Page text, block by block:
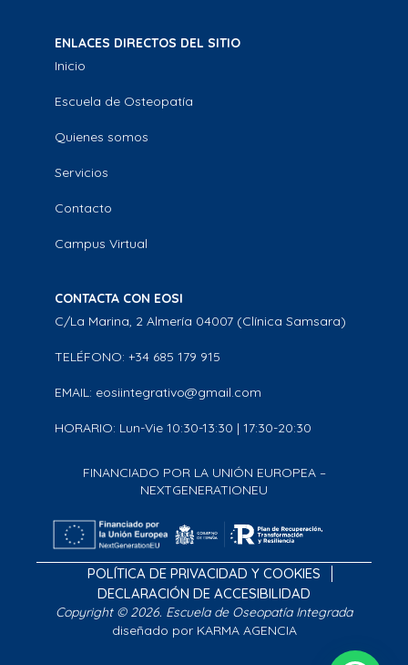
ENLACES DIRECTOS DEL SITIO
Inicio
Escuela de Osteopatía
Quienes somos
Servicios
Contacto
Campus Virtual
CONTACTA CON EOSI
C/La Marina, 2 Almería 04007 (Clínica Samsara)
TELÉFONO: +34 685 179 915
EMAIL: eosiintegrativo@gmail.com
HORARIO: Lun-Vie 10:30-13:30 | 17:30-20:30
FINANCIADO POR LA UNIÓN EUROPEA –
NEXTGENERATIONEU
POLÍTICA DE PRIVACIDAD Y COOKIES
DECLARACIÓN DE ACCESIBILIDAD
Copyright © 2026. Escuela de Oseopatía Integrada
diseñado por KARMA AGENCIA